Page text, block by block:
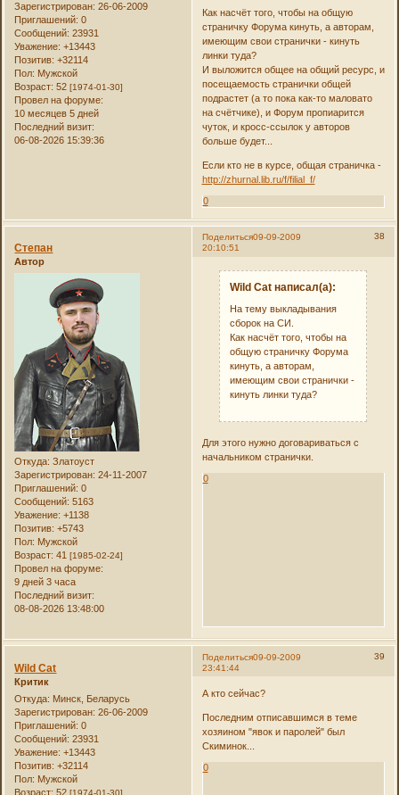
Зарегистрирован: 26-06-2009
Приглашений: 0
Сообщений: 23931
Уважение: +13443
Позитив: +32114
Пол: Мужской
Возраст: 52[1974-01-30]
Провел на форуме:
10 месяцев 5 дней
Последний визит:
06-08-2026 15:39:36
Как насчёт того, чтобы на общую
страничку Форума кинуть, а авторам,
имеющим свои странички - кинуть
линки туда?
И выложится общее на общий ресурс, и
посещаемость странички общей
подрастет (а то пока как-то маловато
на счётчике), и Форум пропиарится
чуток, и кросс-ссылок у авторов
больше будет...
Если кто не в курсе, общая страничка -
http://zhurnal.lib.ru/f/filial_f/
0
Поделиться 38
09-09-2009
20:10:51
Степан
Автор
Откуда: Златоуст
Зарегистрирован: 24-11-2007
Приглашений: 0
Сообщений: 5163
Уважение: +1138
Позитив: +5743
Пол: Мужской
Возраст: 41[1985-02-24]
Провел на форуме:
9 дней 3 часа
Последний визит:
08-08-2026 13:48:00
Wild Cat написал(а):
На тему выкладывания
сборок на СИ.
Как насчёт того, чтобы на
общую страничку Форума
кинуть, а авторам,
имеющим свои странички -
кинуть линки туда?
Для этого нужно договариваться с
начальником странички.
0
Поделиться 39
09-09-2009
23:41:44
Wild Cat
Критик
Откуда: Минск, Беларусь
Зарегистрирован: 26-06-2009
Приглашений: 0
Сообщений: 23931
Уважение: +13443
Позитив: +32114
Пол: Мужской
Возраст: 52[1974-01-30]
А кто сейчас?
Последним отписавшимся в теме
хозяином "явок и паролей" был
Скиминок...
0